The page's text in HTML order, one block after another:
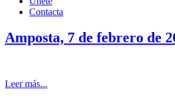
Contacta
Amposta, 7 de febrero de
Leer más...